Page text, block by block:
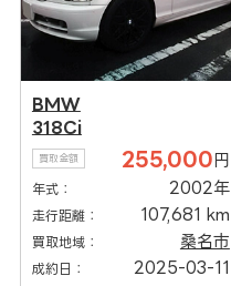
BMW
318Ci
買取金額 255,000 円
年式： 2002年
走行距離： 107,681 km
買取地域： 桑名市
成約日： 2025-03-11